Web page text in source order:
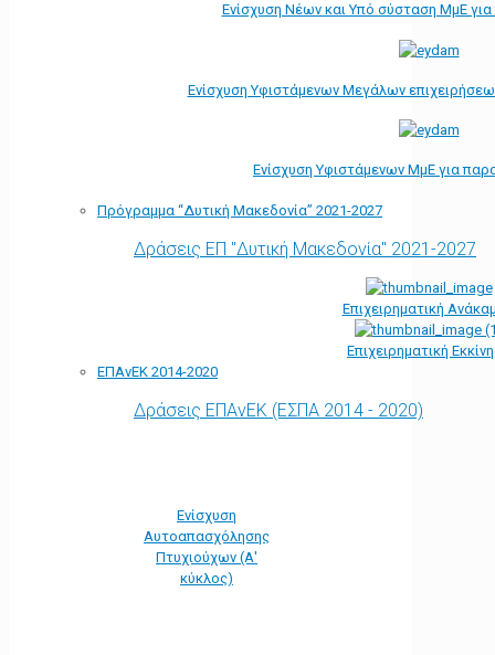
Ενίσχυση Νέων και Υπό σύσταση ΜμΕ
Ενίσχυση Υφιστάμενων Μεγάλων
Ενίσχυση Υφιστάμενων ΜμΕ για
Πρόγραμμα “Δυτική Μακεδονία” 2021-2027
Δράσεις ΕΠ "Δυτική Μακεδονία" 2021-2027
Επιχειρηματική
Επιχειρηματική
ΕΠΑνΕΚ 2014-2020
Δράσεις ΕΠΑνΕΚ (ΕΣΠΑ 2014 - 2020)
Ενίσχυση
Αυτοαπασχόλησης
Πτυχιούχων (Α'
κύκλος)